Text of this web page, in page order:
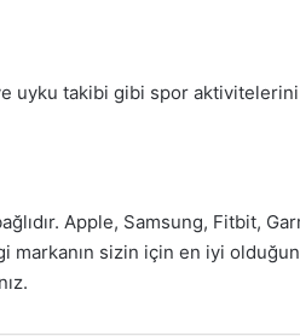
ve uyku takibi gibi spor
Apple, Samsung, Fitbit,
markanın sizin için en iyi